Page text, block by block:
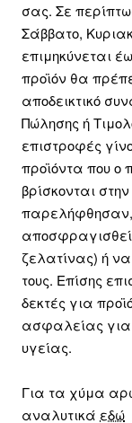
σας. Σε
Σάββατο,
επιμηκύνεται
προϊόν θα
αποδεικτικό
Πώλησης ή
επιστροφές
προϊόντα που ο
βρίσκονται
παρελήφθησαν,
ζελατίνας) ή
τους. Επίσης
δεκτές για
ασφαλείας για
υγείας.
Για τα χύμα
αναλυτικά εδώ